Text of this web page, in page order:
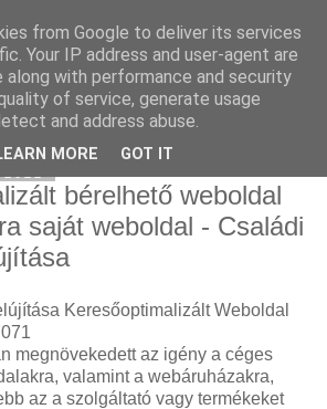
: klíma
bérelhető weboldal
saját weboldal - Családi
Keresőoptimalizált Weboldal
megnövekedett az igény a céges
valamint a webáruházakra,
az a szolgáltató vagy termékeket
from Google to deliver its services
Your IP address and user-agent are
along with performance and security
of service, generate usage
and address abuse.
MORE GOT IT